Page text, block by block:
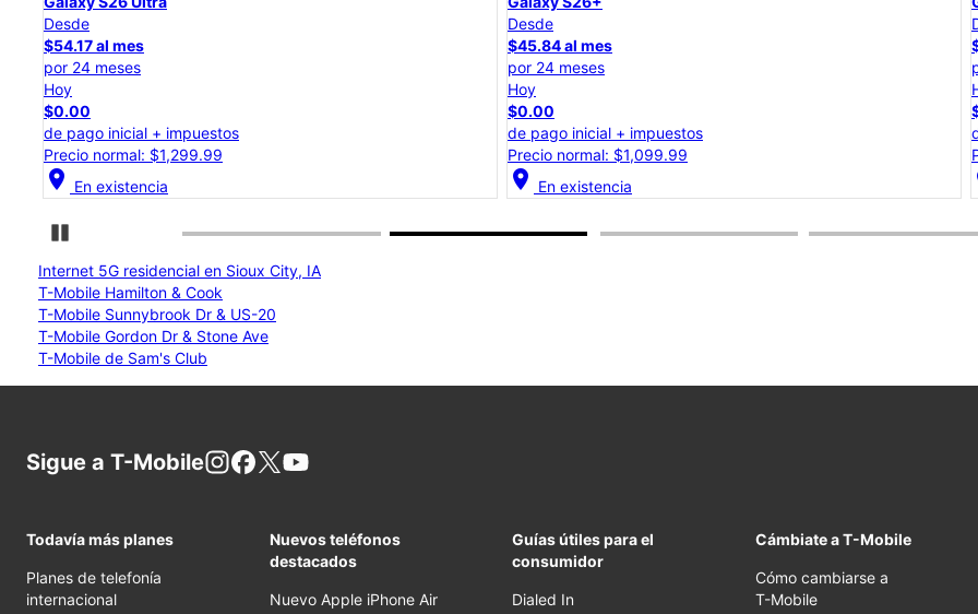
Detener carrusel
Desde
$54.17 al mes
por 24 meses
Hoy
$0.00
de pago inicial + impuestos
Precio normal: $1,299.99
location_on En existencia
Desde
$45.84 al mes
por 24 meses
Hoy
$0.00
de pago inicial + impuestos
Precio normal: $1,099.99
location_on En existencia
Internet 5G residencial en Sioux City, IA
T-Mobile Hamilton & Cook
T-Mobile Sunnybrook Dr & US-20
T-Mobile Gordon Dr & Stone Ave
T-Mobile de Sam's Club